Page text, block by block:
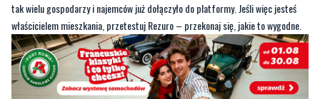
przekazywanie należności z konta na konto. Ponadto panel umożliwia
sprawdzanie, który czynsz został już opłacony albo jaki jest jego status.
Rezuro tworzy całkowicie nową jakość wynajmu pokoi. Właśnie z tego powodu
tak wielu gospodarzy i najemców już dołączyło do platformy. Jeśli więc jesteś
właścicielem mieszkania, przetestuj Rezuro – przekonaj się, jakie to wygodne.